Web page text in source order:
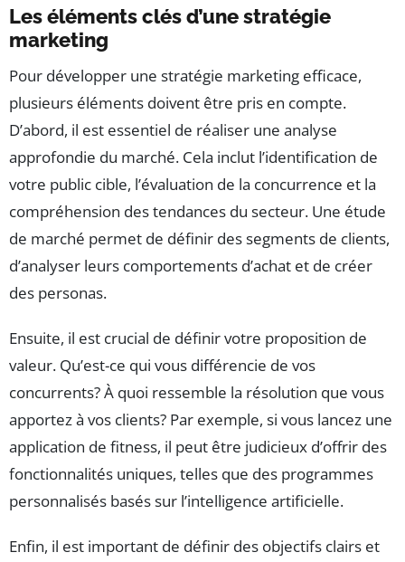
Les éléments clés d’une stratégie
marketing
Pour développer une stratégie marketing efficace,
plusieurs éléments doivent être pris en compte.
D’abord, il est essentiel de réaliser une analyse
approfondie du marché. Cela inclut l’identification de
votre public cible, l’évaluation de la concurrence et la
compréhension des tendances du secteur. Une étude
de marché permet de définir des segments de clients,
d’analyser leurs comportements d’achat et de créer
des personas.
Ensuite, il est crucial de définir votre proposition de
valeur. Qu’est-ce qui vous différencie de vos
concurrents? À quoi ressemble la résolution que vous
apportez à vos clients? Par exemple, si vous lancez une
application de fitness, il peut être judicieux d’offrir des
fonctionnalités uniques, telles que des programmes
personnalisés basés sur l’intelligence artificielle.
Enfin, il est important de définir des objectifs clairs et